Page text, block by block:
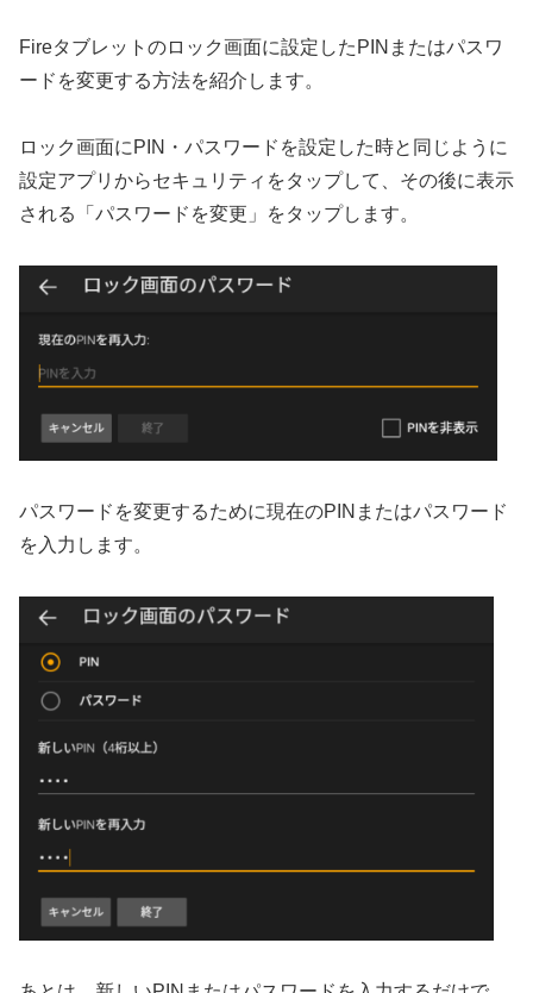
Fireタブレットのロック画面に設定したPINまたはパスワ
ードを変更する方法を紹介します。
ロック画面にPIN・パスワードを設定した時と同じように
設定アプリからセキュリティをタップして、その後に表示
される「パスワードを変更」をタップします。
パスワードを変更するために現在のPINまたはパスワード
を入力します。